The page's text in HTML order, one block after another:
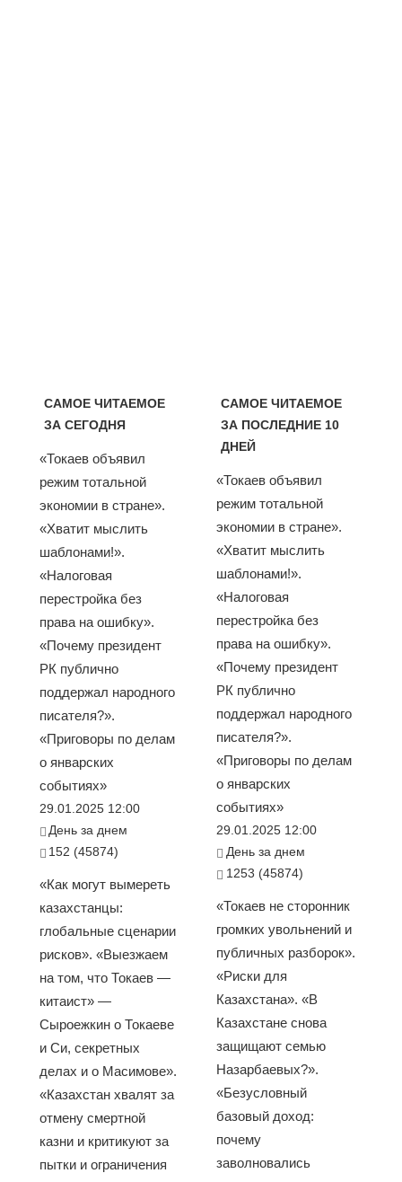
САМОЕ ЧИТАЕМОЕ
ЗА СЕГОДНЯ
«Токаев объявил
режим тотальной
экономии в стране».
«Хватит мыслить
шаблонами!».
«Налоговая
перестройка без
права на ошибку».
«Почему президент
РК публично
поддержал народного
писателя?».
«Приговоры по делам
о январских
событиях»
29.01.2025 12:00
День за днем
152 (45874)
«Как могут вымереть
казахстанцы:
глобальные сценарии
рисков». «Выезжаем
на том, что Токаев —
китаист» —
Сыроежкин о Токаеве
и Си, секретных
делах и о Масимове».
«Казахстан хвалят за
отмену смертной
казни и критикуют за
пытки и ограничения
САМОЕ ЧИТАЕМОЕ
ЗА ПОСЛЕДНИЕ 10
ДНЕЙ
«Токаев объявил
режим тотальной
экономии в стране».
«Хватит мыслить
шаблонами!».
«Налоговая
перестройка без
права на ошибку».
«Почему президент
РК публично
поддержал народного
писателя?».
«Приговоры по делам
о январских
событиях»
29.01.2025 12:00
День за днем
1253 (45874)
«Токаев не сторонник
громких увольнений и
публичных разборок».
«Риски для
Казахстана». «В
Казахстане снова
защищают семью
Назарбаевых?».
«Безусловный
базовый доход:
почему
заволновались